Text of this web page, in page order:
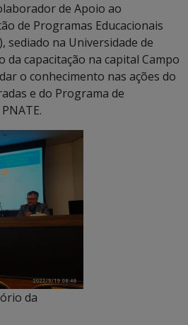
de Apoio ao
de Programas Educacionais
sediado na Universidade de
da capacitação na capital Campo
o conhecimento nas ações do
e do Programa de
da